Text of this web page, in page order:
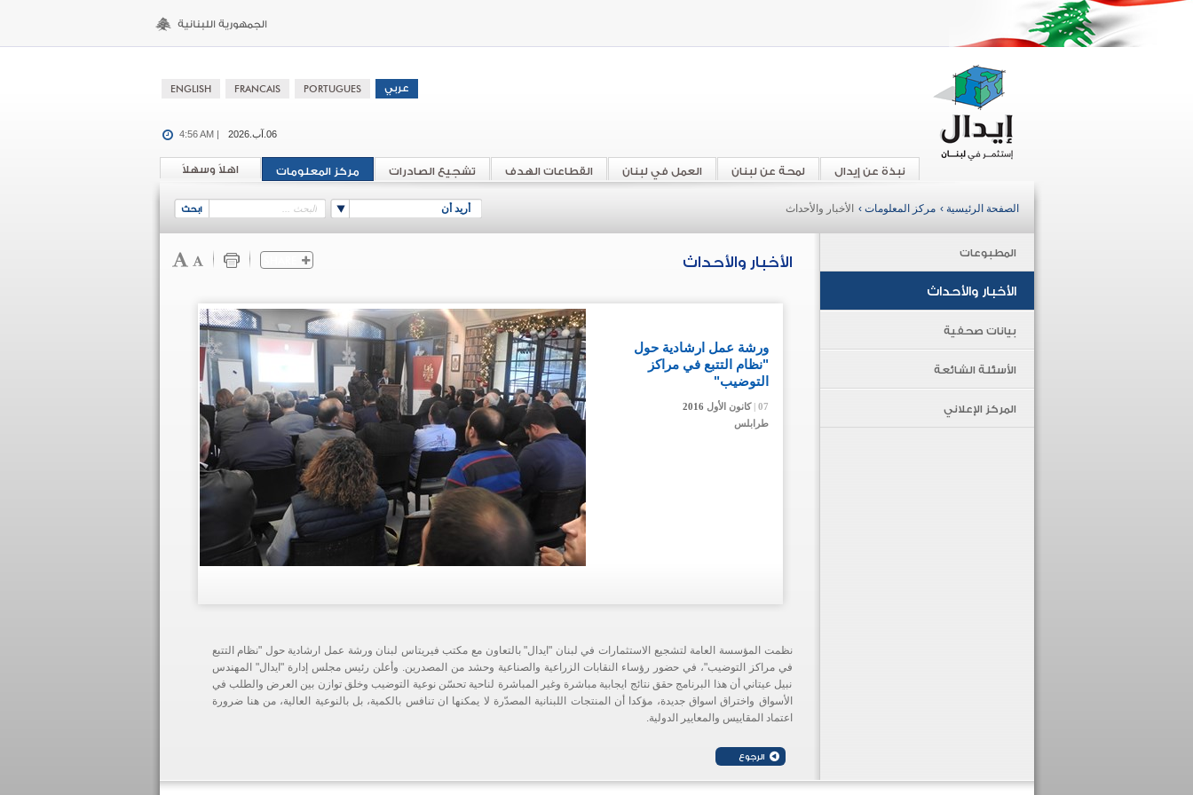
06.آب.2026 4:56 AM |
اهلاً وسهلاً مركز المعلومات تشجيع الصادرات القطاعات الهدف العمل في لبنان لمحة عن لبنان نبذة عن إيدال
أريد أن الصفحة الرئيسية › مركز المعلومات › الأخبار والأحداث
المطبوعات
الأخبار والأحداث
بيانات صحفية
الأسئلة الشائعة
المركز الإعلاني
الأخبار والأحداث
07 | كانون الأول
ورشة عمل ارشادية حول
"نظام التتبع في مراكز
التوضيب"
07 | كانون الأول
طرابلس
07 | كانون الأول
نظمت المؤسسة العامة لتشجيع الاستثمارات في لبنان "ايدال" بالتعاون مع مكتب فيريتاس لبنان ورشة عمل ارشادية حول "نظام التتبع
في مراكز التوضيب"، في حضور رؤساء النقابات الزراعية والصناعية وحشد من المصدرين. وأعلن رئيس مجلس إدارة "ايدال" المهندس
نبيل عيتاني أن هذا البرنامج حقق نتائج ايجابية مباشرة وغير المباشرة لناحية تحسّن نوعية التوضيب وخلق توازن بين العرض والطلب في
الأسواق واختراق اسواق جديدة، مؤكدا أن المنتجات اللبنانية المصدّرة لا يمكنها ان تنافس بالكمية، بل بالنوعية العالية، من هنا ضرورة
اعتماد المقاييس والمعايير الدولية.